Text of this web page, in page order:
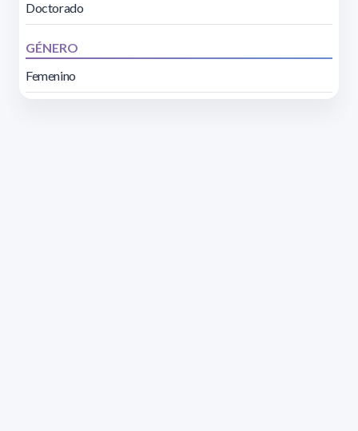
Doctorado
GÉNERO
Femenino